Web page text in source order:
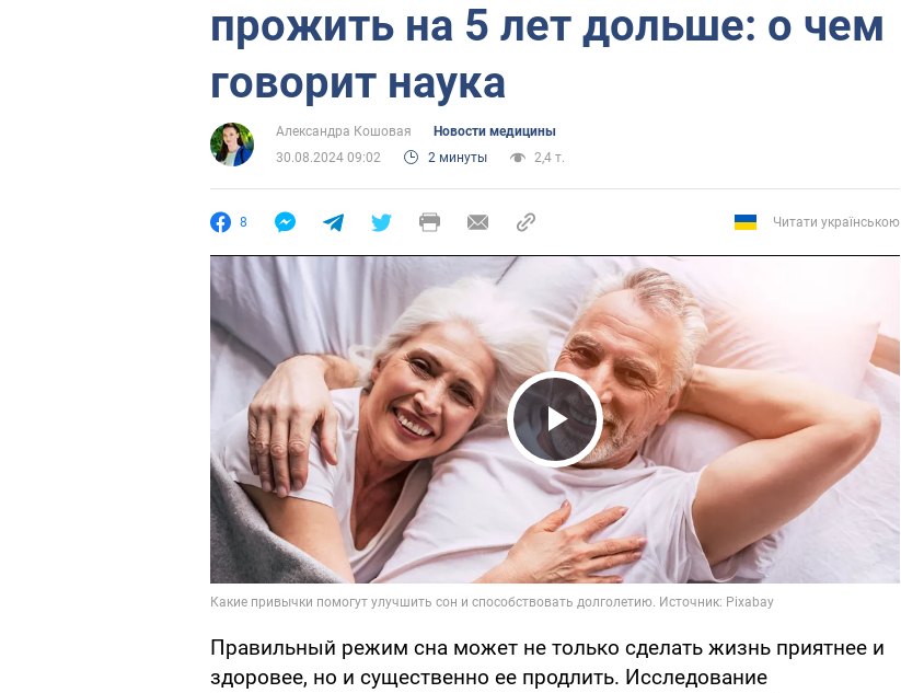
прожить на 5 лет дольше: о чем
говорит наука
Александра Кошовая
Новости медицины
30.08.2024 09:02
2 минуты 2,4 т.
8 Читати українською
Play Video
Правильный режим сна может не только сделать жизнь приятнее и
здоровее, но и существенно ее продлить. Исследование